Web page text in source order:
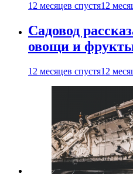
12 месяцев спустя12
Садовод
овощи и
12 месяцев спустя12